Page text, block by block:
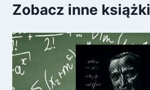
Zobacz inne książki